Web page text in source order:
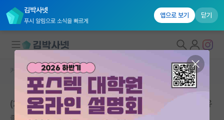
김박사넷
푸시 알림으로 소식을 빠르게
앱으로 보기 닫기
대학원생 모집
국내대학원 정보
커뮤니티 홈 자유 게시판(아무개랩)
(2) 여자들이 사회생활, 연구에 안맞는다고 생각하는 이유
졸린 에이다 러브레이스